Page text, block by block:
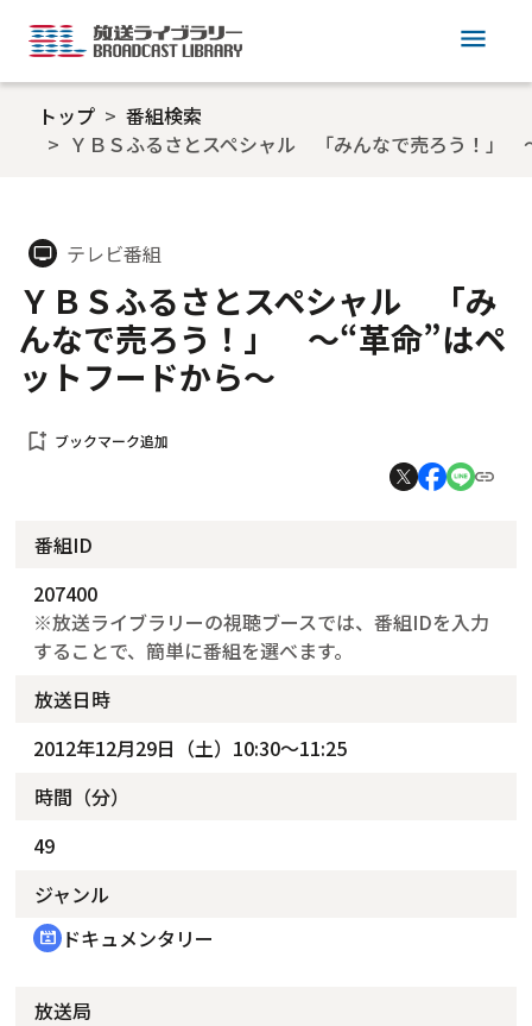
menu
トップ
番組検索
ＹＢＳふるさとスペシャル 「みんなで売ろう！」
tv テレビ番組
ＹＢＳふるさとスペシャル 「み
んなで売ろう！」 ～“革命”はペ
ットフードから～
bookmark_add ブックマーク追加
番組ID
207400
※放送ライブラリーの視聴ブースでは、番組IDを入力
することで、簡単に番組を選べます。
放送日時
2012年12月29日（土）10:30～11:25
時間（分）
49
ジャンル
cinematic_blur ドキュメンタリー
放送局